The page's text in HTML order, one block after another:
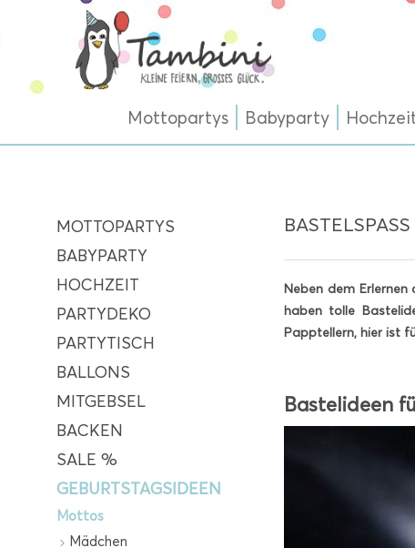
Mottopartys Babyparty
MOTTOPARTYS
BABYPARTY
HOCHZEIT
PARTYDEKO
PARTYTISCH
BALLONS
MITGEBSEL
BACKEN
SALE %
GEBURTSTAGSIDEEN
Mottos
Mädchen
Neben dem
haben tolle
Papptellern, hier ist
Bastelideen